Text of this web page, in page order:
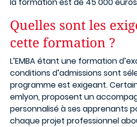
Quelles sont les
cette formation ?
L’EMBA étant une formation
conditions d’admissions sont
programme est exigeant.
emlyon, proposent un
personnalisé à ses apprenants
chaque projet professionnel